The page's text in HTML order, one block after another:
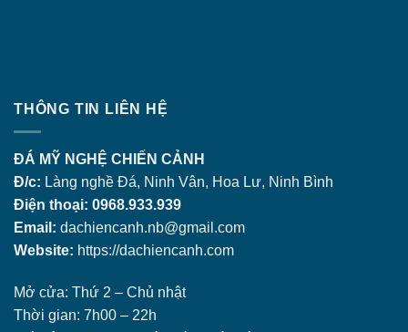
THÔNG TIN LIÊN HỆ
ĐÁ MỸ NGHỆ CHIẾN CẢNH
Đ/c: Làng nghề Đá, Ninh Vân, Hoa Lư, Ninh Bình
Điện thoại: 0968.933.939
Email: dachiencanh.nb@gmail.com
Website: https://dachiencanh.com
Mở cửa: Thứ 2 – Chủ nhật
Thời gian: 7h00 – 22h